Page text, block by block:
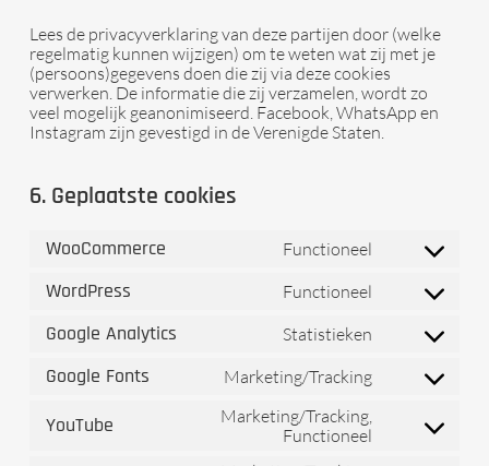
Lees de privacyverklaring van deze partijen door (welke
regelmatig kunnen wijzigen) om te weten wat zij met je
(persoons)gegevens doen die zij via deze cookies
verwerken. De informatie die zij verzamelen, wordt zo
veel mogelijk geanonimiseerd. Facebook, WhatsApp en
Instagram zijn gevestigd in de Verenigde Staten.
6. Geplaatste cookies
WooCommerce Functioneel
Consent
service
WordPress Functioneel
Consent
service
Google Analytics Statistieken
Consent
service
analytics
Google Fonts Marketing/Tracking
Consent
service
YouTube
Marketing/Tracking,
Functioneel
Consent